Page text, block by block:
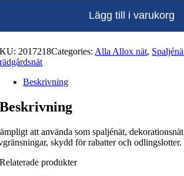
Lägg till i varukorg
2017218Categories: Alla Allox nät,
Beskrivning
Beskrivning
att använda som spaljénät,
skydd för rabatter och odlingslotter.
Relaterade produkter